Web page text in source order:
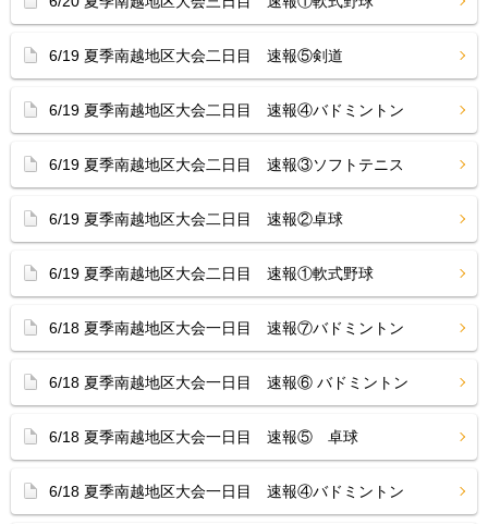
6/19 夏季南越地区大会二日目 速報⑤剣道
6/19 夏季南越地区大会二日目 速報④バドミントン
6/19 夏季南越地区大会二日目 速報③ソフトテニス
6/19 夏季南越地区大会二日目 速報②卓球
6/19 夏季南越地区大会二日目 速報①軟式野球
6/18 夏季南越地区大会一日目 速報⑦バドミントン
6/18 夏季南越地区大会一日目 速報⑥ バドミントン
6/18 夏季南越地区大会一日目 速報⑤ 卓球
6/18 夏季南越地区大会一日目 速報④バドミントン